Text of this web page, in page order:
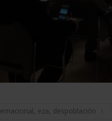
, eza, despoblación